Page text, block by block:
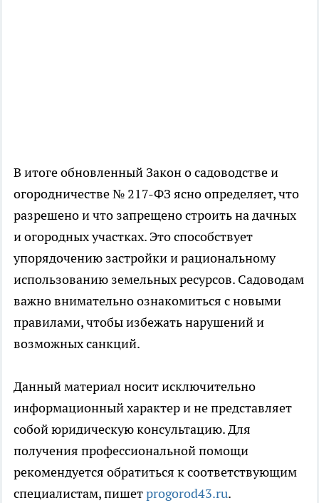
В итоге обновленный Закон о садоводстве и
огородничестве № 217-ФЗ ясно определяет, что
разрешено и что запрещено строить на дачных
и огородных участках. Это способствует
упорядочению застройки и рациональному
использованию земельных ресурсов. Садоводам
важно внимательно ознакомиться с новыми
правилами, чтобы избежать нарушений и
возможных санкций.
Данный материал носит исключительно
информационный характер и не представляет
собой юридическую консультацию. Для
получения профессиональной помощи
рекомендуется обратиться к соответствующим
специалистам, пишетprogorod43.ru.